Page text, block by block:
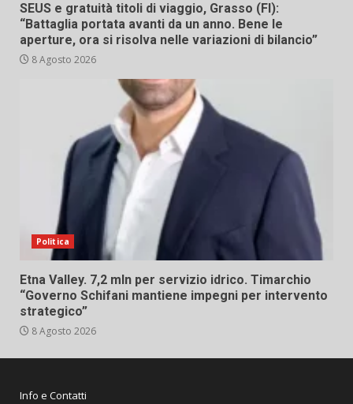
SEUS e gratuità titoli di viaggio, Grasso (FI):
“Battaglia portata avanti da un anno. Bene le
aperture, ora si risolva nelle variazioni di bilancio”
8 Agosto 2026
Politica
Etna Valley. 7,2 mln per servizio idrico. Timarchio
“Governo Schifani mantiene impegni per intervento
strategico”
8 Agosto 2026
Info e Contatti